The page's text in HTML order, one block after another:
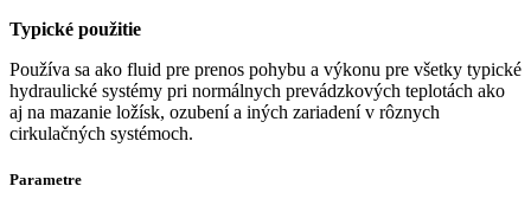
Typické použitie
Používa sa ako fluid pre prenos pohybu a výkonu pre všetky typické
hydraulické systémy pri normálnych prevádzkových teplotách ako
aj na mazanie ložísk, ozubení a iných zariadení v rôznych
cirkulačných systémoch.
Parametre